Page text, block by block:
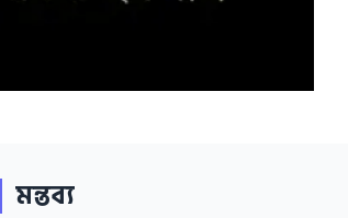
মন্তব্য